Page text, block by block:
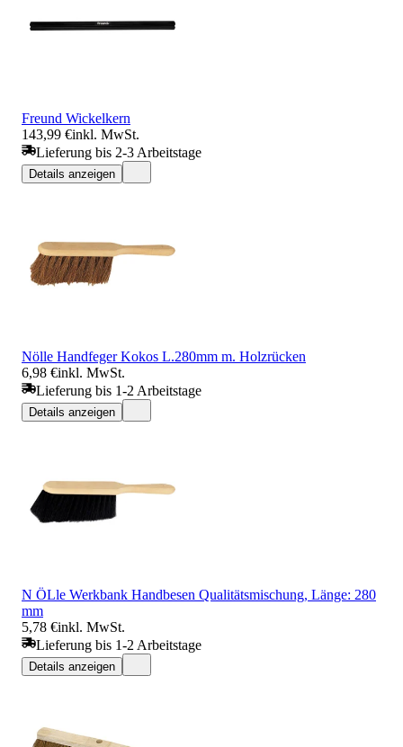
Freund Wickelkern
143,99 €inkl. MwSt.
Lieferung bis 2-3 Arbeitstage
Details anzeigen
Nölle Handfeger Kokos L.280mm m. Holzrücken
6,98 €inkl. MwSt.
Lieferung bis 1-2 Arbeitstage
Details anzeigen
N ÖLle Werkbank Handbesen Qualitätsmischung, Länge: 280
mm
5,78 €inkl. MwSt.
Lieferung bis 1-2 Arbeitstage
Details anzeigen